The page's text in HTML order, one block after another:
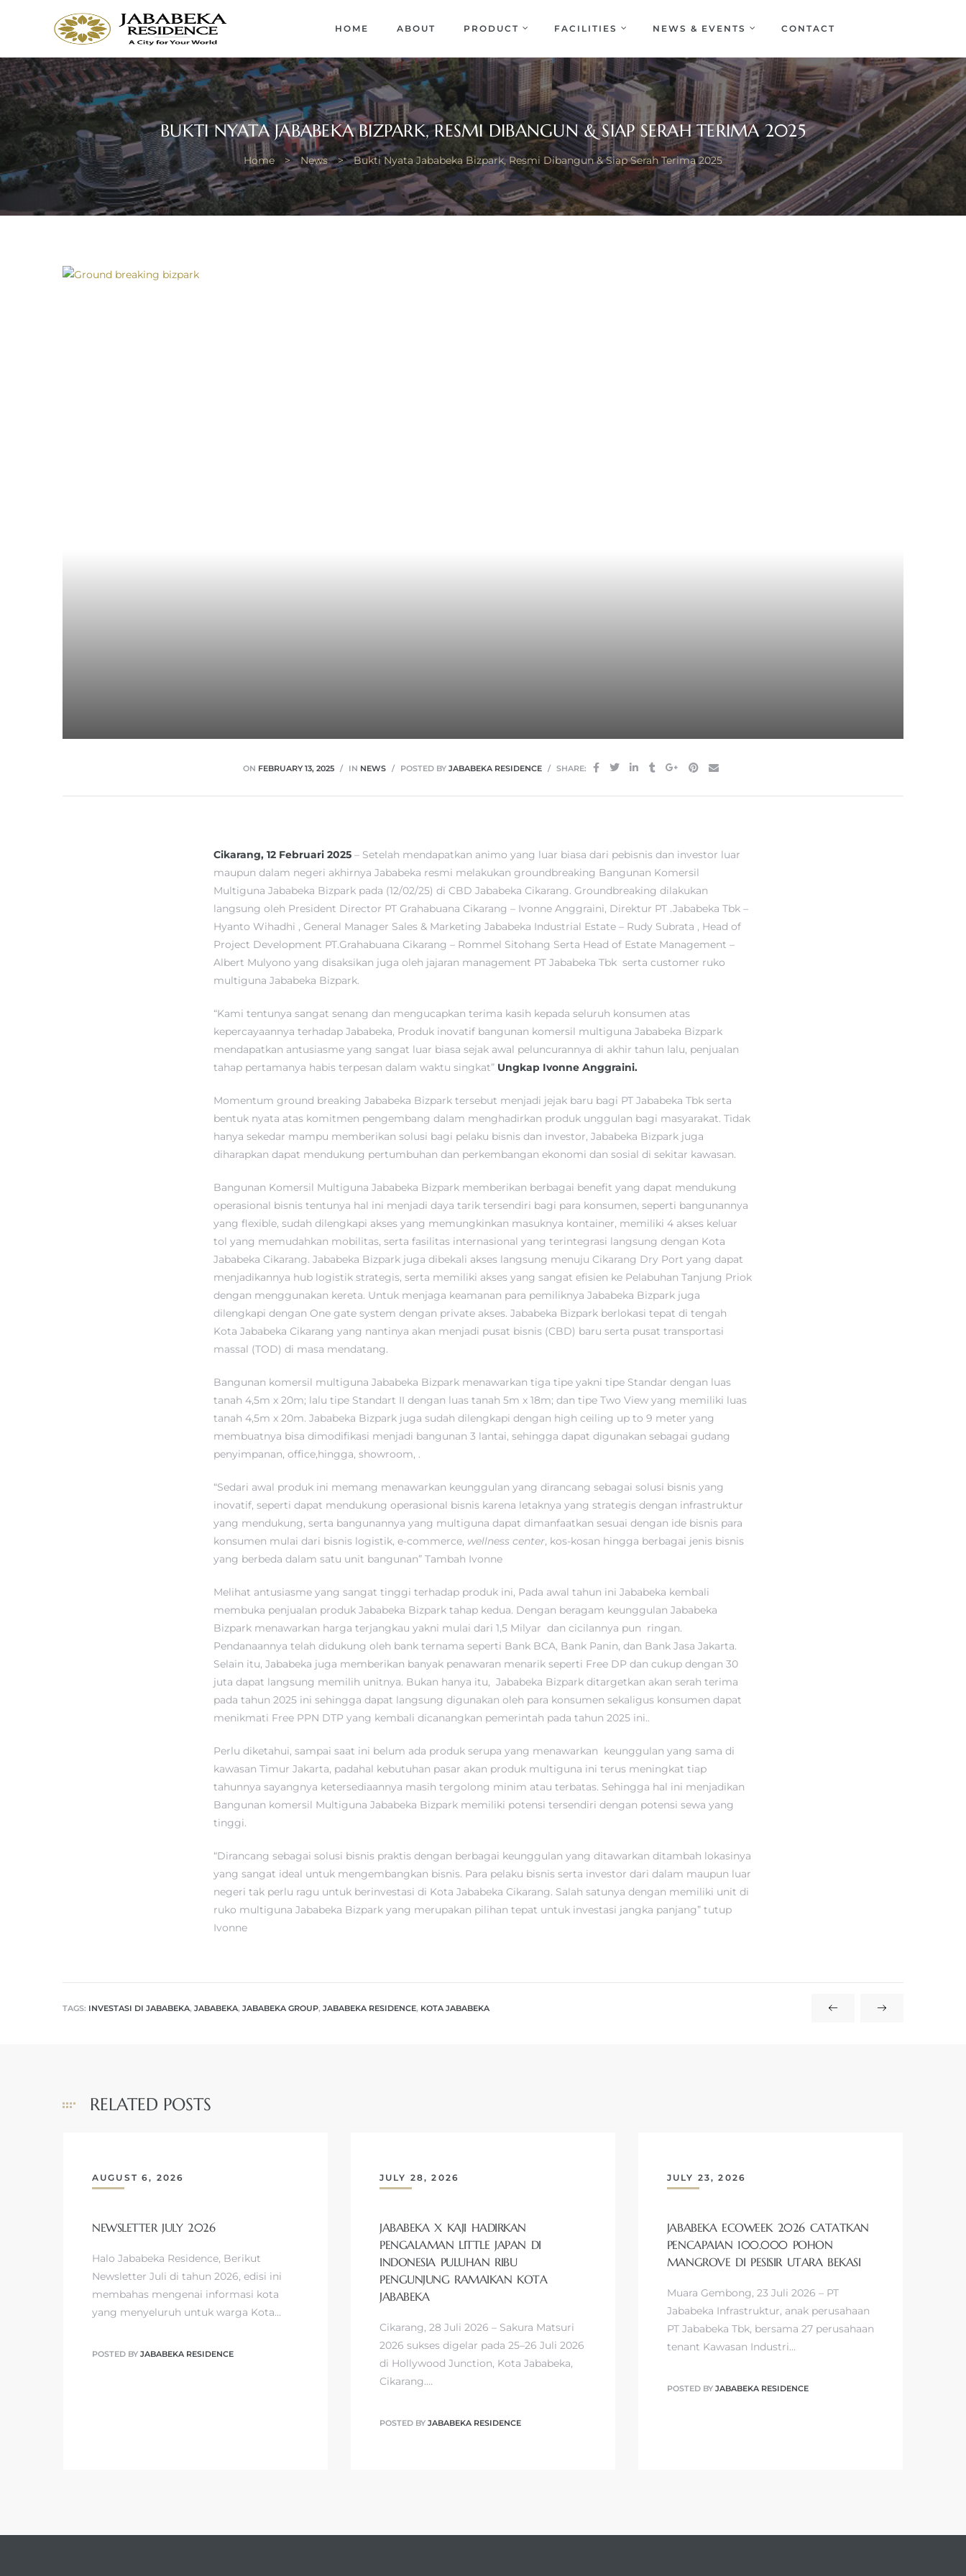
RESIDENCE
Better
Quality
of
Life
HOME ABOUT PRODUCT FACILITIES NEWS & EVENTS CONTACT
BUKTI NYATA JABABEKA BIZPARK, RESMI DIBANGUN & SIAP SERAH TERIMA 2025
Home > News > Bukti Nyata Jababeka Bizpark, Resmi Dibangun & Siap Serah Terima 2025
ON FEBRUARY 13, 2025 IN NEWS POSTED BYJABABEKA RESIDENCE SHARE:
Cikarang, 12 Februari 2025 – Setelah mendapatkan animo yang luar biasa dari pebisnis dan investor luar
maupun dalam negeri akhirnya Jababeka resmi melakukan groundbreaking Bangunan Komersil
Multiguna Jababeka Bizpark pada (12/02/25) di CBD Jababeka Cikarang. Groundbreaking dilakukan
langsung oleh President Director PT Grahabuana Cikarang – Ivonne Anggraini, Direktur PT .Jababeka Tbk –
Hyanto Wihadhi , General Manager Sales & Marketing Jababeka Industrial Estate – Rudy Subrata , Head of
Project Development PT.Grahabuana Cikarang – Rommel Sitohang Serta Head of Estate Management –
Albert Mulyono yang disaksikan juga oleh jajaran management PT Jababeka Tbk serta customer ruko
multiguna Jababeka Bizpark.
“Kami tentunya sangat senang dan mengucapkan terima kasih kepada seluruh konsumen atas
kepercayaannya terhadap Jababeka, Produk inovatif bangunan komersil multiguna Jababeka Bizpark
mendapatkan antusiasme yang sangat luar biasa sejak awal peluncurannya di akhir tahun lalu, penjualan
tahap pertamanya habis terpesan dalam waktu singkat” Ungkap Ivonne Anggraini.
Momentum ground breaking Jababeka Bizpark tersebut menjadi jejak baru bagi PT Jababeka Tbk serta
bentuk nyata atas komitmen pengembang dalam menghadirkan produk unggulan bagi masyarakat. Tidak
hanya sekedar mampu memberikan solusi bagi pelaku bisnis dan investor, Jababeka Bizpark juga
diharapkan dapat mendukung pertumbuhan dan perkembangan ekonomi dan sosial di sekitar kawasan.
Bangunan Komersil Multiguna Jababeka Bizpark memberikan berbagai benefit yang dapat mendukung
operasional bisnis tentunya hal ini menjadi daya tarik tersendiri bagi para konsumen, seperti bangunannya
yang flexible, sudah dilengkapi akses yang memungkinkan masuknya kontainer, memiliki 4 akses keluar
tol yang memudahkan mobilitas, serta fasilitas internasional yang terintegrasi langsung dengan Kota
Jababeka Cikarang. Jababeka Bizpark juga dibekali akses langsung menuju Cikarang Dry Port yang dapat
menjadikannya hub logistik strategis, serta memiliki akses yang sangat efisien ke Pelabuhan Tanjung Priok
dengan menggunakan kereta. Untuk menjaga keamanan para pemiliknya Jababeka Bizpark juga
dilengkapi dengan One gate system dengan private akses. Jababeka Bizpark berlokasi tepat di tengah
Kota Jababeka Cikarang yang nantinya akan menjadi pusat bisnis (CBD) baru serta pusat transportasi
massal (TOD) di masa mendatang.
Bangunan komersil multiguna Jababeka Bizpark menawarkan tiga tipe yakni tipe Standar dengan luas
tanah 4,5m x 20m; lalu tipe Standart II dengan luas tanah 5m x 18m; dan tipe Two View yang memiliki luas
tanah 4,5m x 20m. Jababeka Bizpark juga sudah dilengkapi dengan high ceiling up to 9 meter yang
membuatnya bisa dimodifikasi menjadi bangunan 3 lantai, sehingga dapat digunakan sebagai gudang
penyimpanan, office,hingga, showroom, .
“Sedari awal produk ini memang menawarkan keunggulan yang dirancang sebagai solusi bisnis yang
inovatif, seperti dapat mendukung operasional bisnis karena letaknya yang strategis dengan infrastruktur
yang mendukung, serta bangunannya yang multiguna dapat dimanfaatkan sesuai dengan ide bisnis para
konsumen mulai dari bisnis logistik, e-commerce, wellness center, kos-kosan hingga berbagai jenis bisnis
yang berbeda dalam satu unit bangunan” Tambah Ivonne
Melihat antusiasme yang sangat tinggi terhadap produk ini, Pada awal tahun ini Jababeka kembali
membuka penjualan produk Jababeka Bizpark tahap kedua. Dengan beragam keunggulan Jababeka
Bizpark menawarkan harga terjangkau yakni mulai dari 1,5 Milyar dan cicilannya pun ringan.
Pendanaannya telah didukung oleh bank ternama seperti Bank BCA, Bank Panin, dan Bank Jasa Jakarta.
Selain itu, Jababeka juga memberikan banyak penawaran menarik seperti Free DP dan cukup dengan 30
juta dapat langsung memilih unitnya. Bukan hanya itu, Jababeka Bizpark ditargetkan akan serah terima
pada tahun 2025 ini sehingga dapat langsung digunakan oleh para konsumen sekaligus konsumen dapat
menikmati Free PPN DTP yang kembali dicanangkan pemerintah pada tahun 2025 ini..
Perlu diketahui, sampai saat ini belum ada produk serupa yang menawarkan keunggulan yang sama di
kawasan Timur Jakarta, padahal kebutuhan pasar akan produk multiguna ini terus meningkat tiap
tahunnya sayangnya ketersediaannya masih tergolong minim atau terbatas. Sehingga hal ini menjadikan
Bangunan komersil Multiguna Jababeka Bizpark memiliki potensi tersendiri dengan potensi sewa yang
tinggi.
“Dirancang sebagai solusi bisnis praktis dengan berbagai keunggulan yang ditawarkan ditambah lokasinya
yang sangat ideal untuk mengembangkan bisnis. Para pelaku bisnis serta investor dari dalam maupun luar
negeri tak perlu ragu untuk berinvestasi di Kota Jababeka Cikarang. Salah satunya dengan memiliki unit di
ruko multiguna Jababeka Bizpark yang merupakan pilihan tepat untuk investasi jangka panjang” tutup
Ivonne
TAGS: INVESTASI DI JABABEKA, JABABEKA, JABABEKA GROUP, JABABEKA RESIDENCE, KOTA JABABEKA
RELATED POSTS
AUGUST 6, 2026
NEWSLETTER JULY 2026
Halo Jababeka Residence, Berikut
Newsletter Juli di tahun 2026, edisi ini
membahas mengenai informasi kota
yang menyeluruh untuk warga Kota…
POSTED BY JABABEKA RESIDENCE
JULY 28, 2026
JABABEKA X KAJI HADIRKAN
PENGALAMAN LITTLE JAPAN DI
INDONESIA PULUHAN RIBU
PENGUNJUNG RAMAIKAN KOTA
JABABEKA
Cikarang, 28 Juli 2026 – Sakura Matsuri
2026 sukses digelar pada 25–26 Juli 2026
di Hollywood Junction, Kota Jababeka,
Cikarang.…
POSTED BY JABABEKA RESIDENCE
JULY 23, 2026
JABABEKA ECOWEEK 2026 CATATKAN
PENCAPAIAN 100.000 POHON
MANGROVE DI PESISIR UTARA BEKASI
Muara Gembong, 23 Juli 2026 – PT
Jababeka Infrastruktur, anak perusahaan
PT Jababeka Tbk, bersama 27 perusahaan
tenant Kawasan Industri…
POSTED BY JABABEKA RESIDENCE